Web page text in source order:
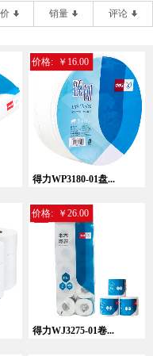
销量 评论
得力WP3180-01盘...
价格: ￥16.00
得力WJ3275-01卷...
价格: ￥26.00